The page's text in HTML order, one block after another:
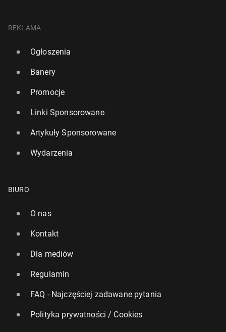
REKLAMA
Ogłoszenia
Banery
Promocje
Linki Sponsorowane
Artykuły Sponsorowane
Wydarzenia
BIURO
O nas
Kontakt
Dla mediów
Regulamin
FAQ - Najczęściej zadawane pytania
Polityka prywatności / Cookies